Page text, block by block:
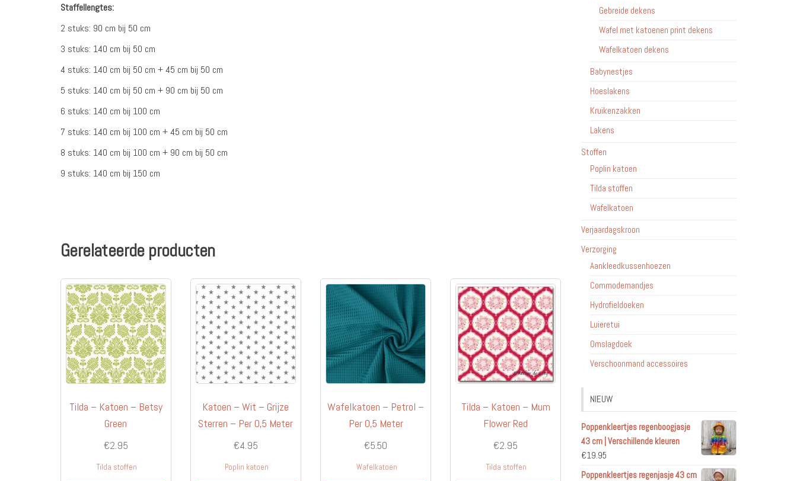
Staffellengtes:
2 stuks: 90 cm bij 50 cm
3 stuks: 140 cm bij 50 cm
4 stuks: 140 cm bij 50 cm + 45 cm bij 50 cm
5 stuks: 140 cm bij 50 cm + 90 cm bij 50 cm
6 stuks: 140 cm bij 100 cm
7 stuks: 140 cm bij 100 cm + 45 cm bij 50 cm
8 stuks: 140 cm bij 100 cm + 90 cm bij 50 cm
9 stuks: 140 cm bij 150 cm
Gerelateerde producten
Tilda – Katoen – Betsy
Green
€2.95
Tilda stoffen
Katoen – Wit – Grijze
Sterren – Per 0,5 Meter
€4.95
Poplin katoen
Wafelkatoen – Petrol –
Per 0,5 Meter
€5.50
Wafelkatoen
Tilda – Katoen – Mum
Flower Red
€2.95
Tilda stoffen
Gebreide dekens
Wafel met katoenen print dekens
Wafelkatoen dekens
Babynestjes
Hoeslakens
Kruikenzakken
Lakens
Stoffen
Poplin katoen
Tilda stoffen
Wafelkatoen
Verjaardagskroon
Verzorging
Aankleedkussenhoezen
Commodemandjes
Hydrofieldoeken
Luieretui
Omslagdoek
Verschoonmand accessoires
NIEUW
Poppenkleertjes regenboogjasje
43 cm | Verschillende kleuren
€19.95
Poppenkleertjes regenjasje 43 cm